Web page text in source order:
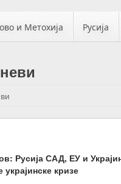
и Метохија Русија
Русија САД, ЕУ и
украјинске кризе